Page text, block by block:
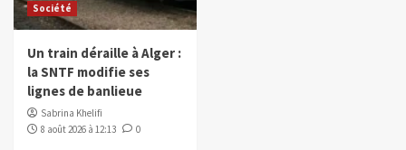
Société
Un train déraille à Alger :
la SNTF modifie ses
lignes de banlieue
Sabrina Khelifi
8 août 2026 à 12:13
0